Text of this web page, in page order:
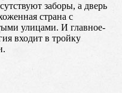
заборы, а дверь
страна с
улицами. И главное-
входит в тройку